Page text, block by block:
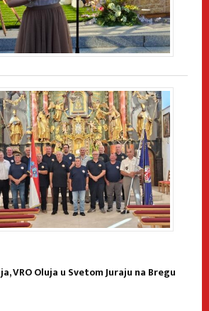
VRO Oluja u Svetom Juraju na Bregu